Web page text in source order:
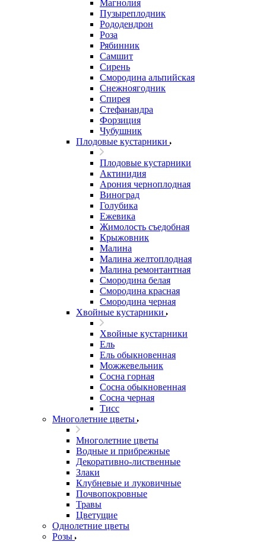
Магнолия
Пузыреплодник
Рододендрон
Роза
Рябинник
Самшит
Сирень
Смородина альпийская
Снежноягодник
Спирея
Стефанандра
Форзиция
Чубушник
Плодовые кустарники
Плодовые кустарники
Актинидия
Арония черноплодная
Виноград
Голубика
Ежевика
Жимолость съедобная
Крыжовник
Малина
Малина желтоплодная
Малина ремонтантная
Смородина белая
Смородина красная
Смородина черная
Хвойные кустарники
Хвойные кустарники
Ель
Ель обыкновенная
Можжевельник
Сосна горная
Сосна обыкновенная
Сосна черная
Тисс
Многолетние цветы
Многолетние цветы
Водные и прибрежные
Декоративно-лиственные
Злаки
Клубневые и луковичные
Почвопокровные
Травы
Цветущие
Однолетние цветы
Розы